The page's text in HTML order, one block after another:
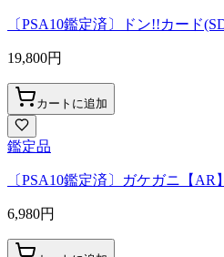
〔PSA10鑑定済〕ドン!!カード
19,800円
カートに追加
鑑定品
〔PSA10鑑定済〕ガケガニ【AR
6,980円